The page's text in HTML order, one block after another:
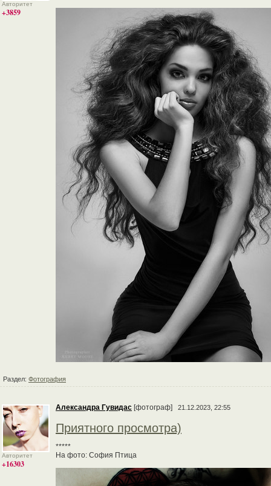
Авторитет
+3859
Раздел: Фотография
Авторитет
+16303
Александра Гувидас [фотограф] 21.12.2023, 22:55
Приятного просмотра)
*****
На фото: София Птица